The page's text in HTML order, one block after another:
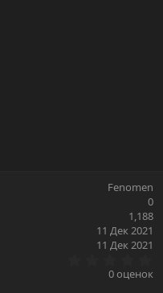
Fenomen
0
1,188
11 Дек 2021
11 Дек 2021
0
0 оценок